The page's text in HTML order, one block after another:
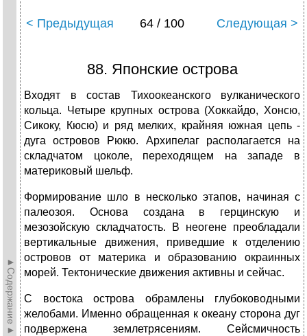
►Содержание►
< Предыдущая 64 / 100 Следующая >
88. Японские острова
Входят в состав Тихоокеанского вулкани­ческого
кольца. Четыре крупных острова (Хоккайдо, Хонсю,
Сикоку, Кюсю) и ряд мелких, крайняя юж­ная цепь -
дуга островов Рюкю. Архипелаг располагается на
складча­том цоколе, переходящем на западе в
материковый шельф.
Формирование шло в несколько этапов, начиная с
палеозоя. Ос­нова создана в герцинскую и
мезозойскую складчатость. В неогене преобладали
вертикальные движения, приведшие к отделению
островов от материка и образованию окраинных
морей. Тектонические движения активны и сейчас.
С востока острова обрамлены глубоководными
желобами. Именно обращенная к океану сторона дуг
подвержена землетрясениям. Сейс­мичность